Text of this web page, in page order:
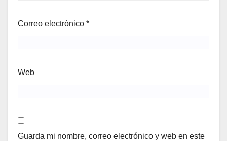
Correo electrónico *
Web
Guarda mi nombre, correo electrónico y web en este